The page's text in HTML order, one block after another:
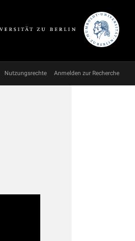
Nutzungsrechte Anmelden zur Recherche